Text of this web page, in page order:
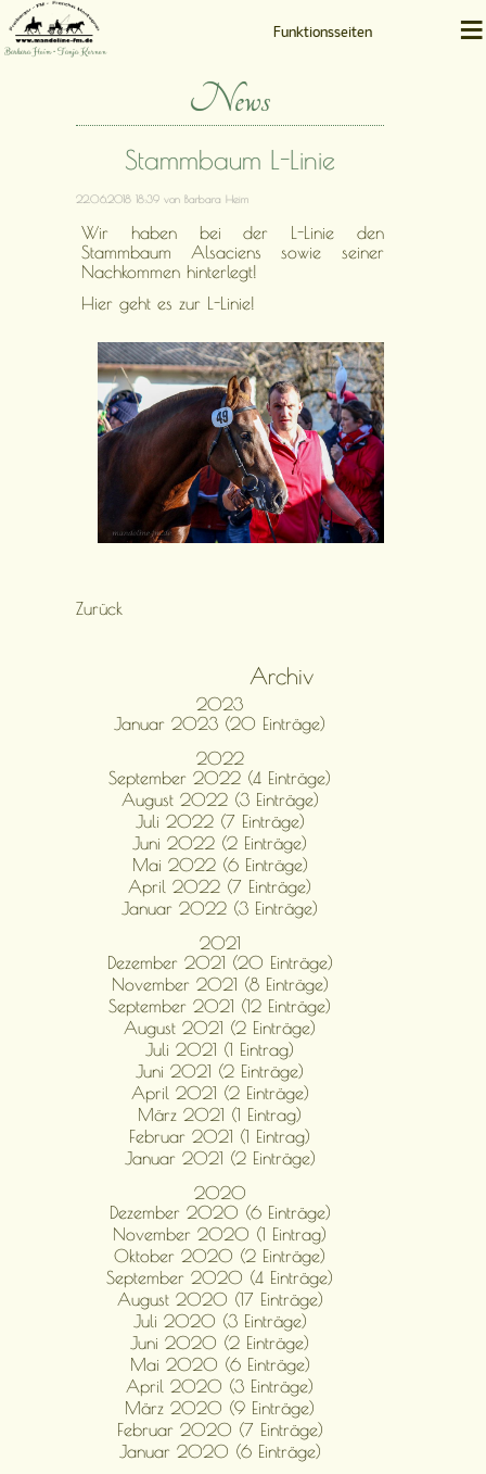
Barbara Heim • Tanja Kernen
Funktionsseiten ≡
News
Stammbaum L-Linie
22.06.2018 18:39 von Barbara Heim
Wir haben bei der L-Linie den
Stammbaum Alsaciens sowie seiner
Nachkommen hinterlegt!
Hier geht es zur L-Linie!
Zurück
Archiv
2023
Januar 2023 (20 Einträge)
2022
September 2022 (4 Einträge)
August 2022 (3 Einträge)
Juli 2022 (7 Einträge)
Juni 2022 (2 Einträge)
Mai 2022 (6 Einträge)
April 2022 (7 Einträge)
Januar 2022 (3 Einträge)
2021
Dezember 2021 (20 Einträge)
November 2021 (8 Einträge)
September 2021 (12 Einträge)
August 2021 (2 Einträge)
Juli 2021 (1 Eintrag)
Juni 2021 (2 Einträge)
April 2021 (2 Einträge)
März 2021 (1 Eintrag)
Februar 2021 (1 Eintrag)
Januar 2021 (2 Einträge)
2020
Dezember 2020 (6 Einträge)
November 2020 (1 Eintrag)
Oktober 2020 (2 Einträge)
September 2020 (4 Einträge)
August 2020 (17 Einträge)
Juli 2020 (3 Einträge)
Juni 2020 (2 Einträge)
Mai 2020 (6 Einträge)
April 2020 (3 Einträge)
März 2020 (9 Einträge)
Februar 2020 (7 Einträge)
Januar 2020 (6 Einträge)